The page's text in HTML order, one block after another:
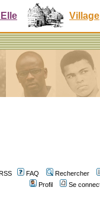
Village
FAQ
Rechercher
Profil
Se